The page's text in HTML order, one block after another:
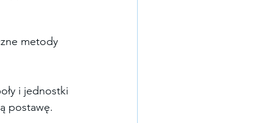
metody
i jednostki
postawę.